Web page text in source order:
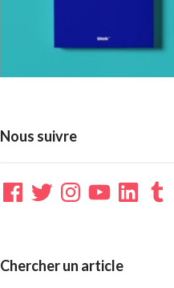
Nous suivre
Facebook
TwitterInstagramYouTubeLinkedInTumblr
Chercher un article